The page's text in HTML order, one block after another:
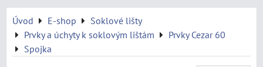
Úvod E-shop
Soklové lišty
Prvky a úchyty k soklovým lištám
Prvky Cezar 60
Spojka